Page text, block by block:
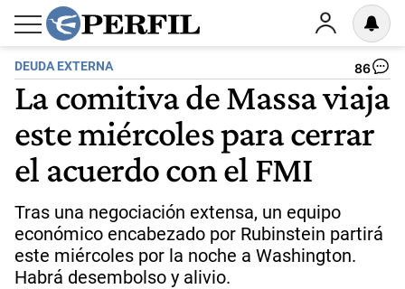
DEUDA EXTERNA 86
La comitiva de Massa viaja
este miércoles para cerrar
el acuerdo con el FMI
Tras una negociación extensa, un equipo
económico encabezado por Rubinstein partirá
este miércoles por la noche a Washington.
Habrá desembolso y alivio.